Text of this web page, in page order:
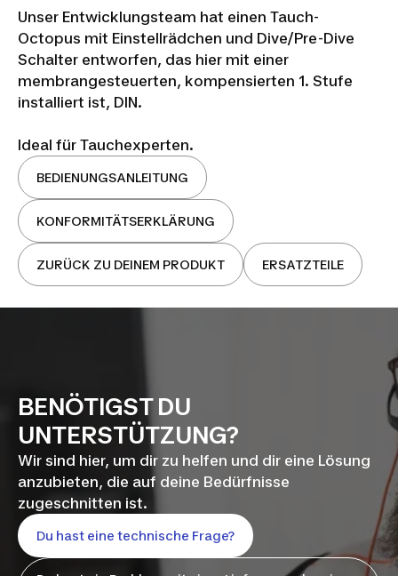
Unser Entwicklungsteam hat einen Tauch-
Octopus mit Einstellrädchen und Dive/Pre-Dive
Schalter entworfen, das hier mit einer
membrangesteuerten, kompensierten 1. Stufe
installiert ist, DIN.
Ideal für Tauchexperten.
BEDIENUNGSANLEITUNG
KONFORMITÄTSERKLÄRUNG
ZURÜCK ZU DEINEM PRODUKT ERSATZTEILE
BENÖTIGST DU
UNTERSTÜTZUNG?
Wir sind hier, um dir zu helfen und dir eine Lösung
anzubieten, die auf deine Bedürfnisse
zugeschnitten ist.
Du hast eine technische Frage?